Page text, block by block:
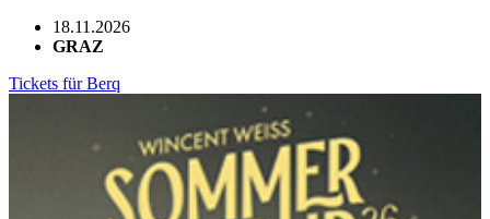
18.11.2026
GRAZ
Tickets für Berq